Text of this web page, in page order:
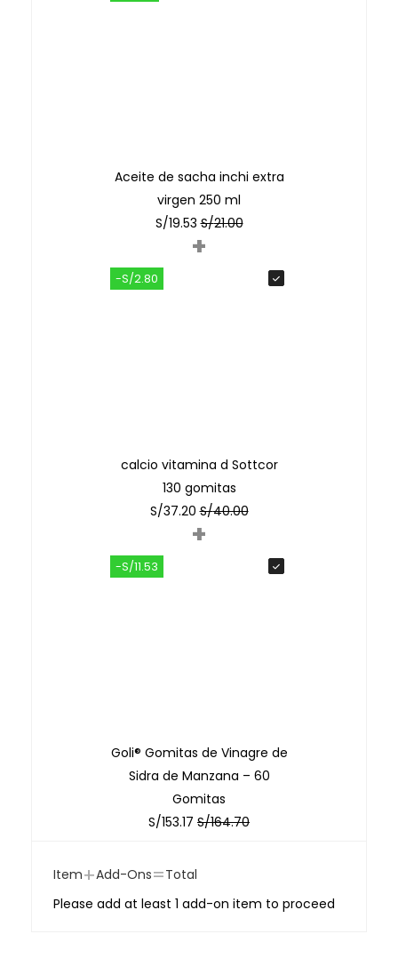
Aceite de sacha inchi extra
virgen 250 ml
S/19.53 S/21.00
+
-S/2.80
calcio vitamina d Sottcor
130 gomitas
S/37.20 S/40.00
+
-S/11.53
Goli® Gomitas de Vinagre de
Sidra de Manzana – 60
Gomitas
S/153.17 S/164.70
Item+Add-Ons=Total
Please add at least 1 add-on item to proceed